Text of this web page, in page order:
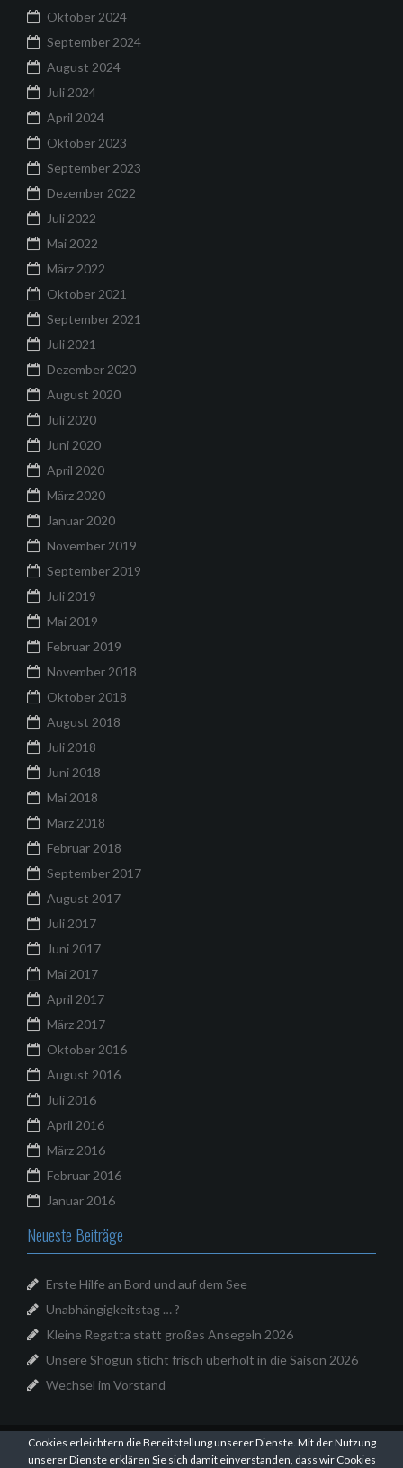
Oktober 2024
September 2024
August 2024
Juli 2024
April 2024
Oktober 2023
September 2023
Dezember 2022
Juli 2022
Mai 2022
März 2022
Oktober 2021
September 2021
Juli 2021
Dezember 2020
August 2020
Juli 2020
Juni 2020
April 2020
März 2020
Januar 2020
November 2019
September 2019
Juli 2019
Mai 2019
Februar 2019
November 2018
Oktober 2018
August 2018
Juli 2018
Juni 2018
Mai 2018
März 2018
Februar 2018
September 2017
August 2017
Juli 2017
Juni 2017
Mai 2017
April 2017
März 2017
Oktober 2016
August 2016
Juli 2016
April 2016
März 2016
Februar 2016
Januar 2016
Neueste Beiträge
Erste Hilfe an Bord und auf dem See
Unabhängigkeitstag … ?
Kleine Regatta statt großes Ansegeln 2026
Unsere Shogun sticht frisch überholt in die Saison 2026
Wechsel im Vorstand
Stolz präsentiert von WordPress|Theme: Oriavon
Cookies erleichtern die Bereitstellung unserer Dienste. Mit der Nutzung
unserer Dienste erklären Sie sich damit einverstanden, dass wir Cookies